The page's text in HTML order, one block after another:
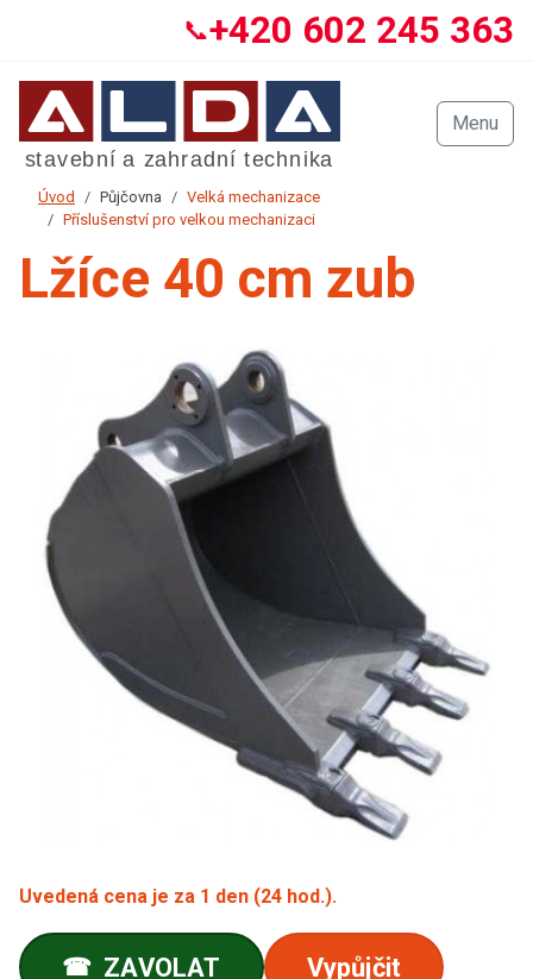
📞+420 602 245 363
Menu
Úvod Půjčovna
Velká mechanizace
Příslušenství pro velkou mechanizaci
Lžíce 40 cm zub
Uvedená cena je za 1 den (24 hod.).
☎ ZAVOLAT Vypůjčit